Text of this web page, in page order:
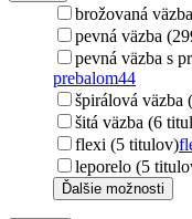
brožovaná
pevná väzba
pevná väzba s
prebalom44
špirálová väzba
šitá väzba (6
flexi (5 titulov)
leporelo (5
Ďalšie možnosti